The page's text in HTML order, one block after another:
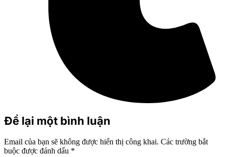
Để lại một bình luận
Email của bạn sẽ không được hiển thị công khai. Các trường bắt
buộc được đánh dấu *